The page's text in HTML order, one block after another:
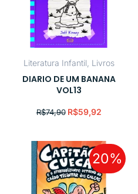
Literatura Infantil Livros
DIARIO DE UM BANANA
VOL13
R$74,90 R$59,92
20%